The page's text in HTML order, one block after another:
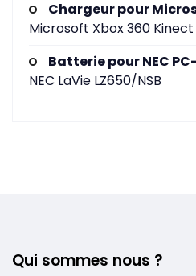
Chargeur pour
Microsoft Xbox 360
Batterie pour NEC
NEC LaVie LZ650/NSB
Qui sommes nous ?